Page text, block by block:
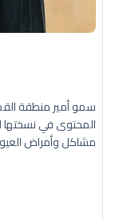
سمو أمير منطقة
المحتوى في نسختها
مشاكل وأمراض